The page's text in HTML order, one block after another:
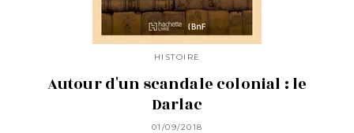
HISTOIRE
Autour d'un scandale colonial : le
Darlac
01/09/2018